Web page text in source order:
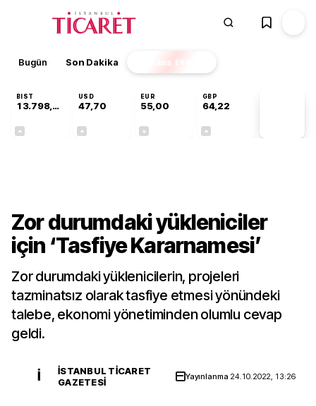
Bugün Son Dakika Finans EKSTRA
BIST
13.798,82
USD
47,70
EUR
55,00
GBP
64,22
Zor durumdaki yükleniciler
için ‘Tasfiye Kararnamesi’
Zor durumdaki yüklenicilerin, projeleri
tazminatsız olarak tasfiye etmesi yönündeki
talebe, ekonomi yönetiminden olumlu cevap
geldi.
İ
İSTANBUL TICARET
GAZETESI
Yayınlanma 24.10.2022, 13:26